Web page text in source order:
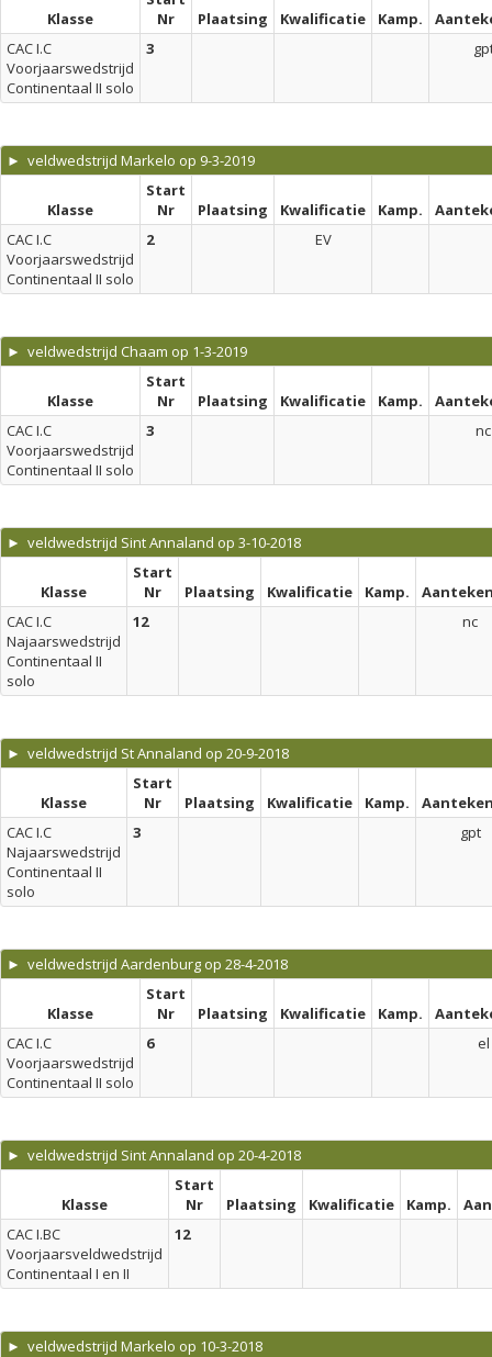
Klasse
Nr
Plaatsing Kwalificatie Kamp.
CAC I.C
Voorjaarswedstrijd
Continentaal II solo
3
► veldwedstrijd Markelo op 9-3-2019
Klasse
Start
Nr
Plaatsing Kwalificatie Kamp.
CAC I.C
Voorjaarswedstrijd
Continentaal II solo
2 EV
► veldwedstrijd Chaam op 1-3-2019
Klasse
Start
Nr
Plaatsing Kwalificatie Kamp.
CAC I.C
Voorjaarswedstrijd
Continentaal II solo
3 nc
► veldwedstrijd Sint Annaland op 3-10-2018
Klasse
Start
Nr
Plaatsing Kwalificatie Kamp.
CAC I.C
Najaarswedstrijd
Continentaal II
solo
12 nc
► veldwedstrijd St Annaland op 20-9-2018
Klasse
Start
Nr
Plaatsing Kwalificatie Kamp.
CAC I.C
Najaarswedstrijd
Continentaal II
solo
3 gpt
► veldwedstrijd Aardenburg op 28-4-2018
Klasse
Start
Nr
Plaatsing Kwalificatie Kamp.
CAC I.C
Voorjaarswedstrijd
Continentaal II solo
6 el
► veldwedstrijd Sint Annaland op 20-4-2018
Klasse
Start
Nr
Plaatsing Kwalificatie Kamp.
CAC I.BC
Voorjaarsveldwedstrijd
Continentaal I en II
12
► veldwedstrijd Markelo op 10-3-2018